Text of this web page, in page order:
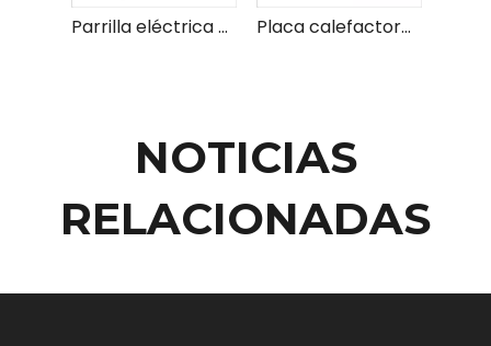
Parrilla eléctrica de roca de lava con gabinete Placa calefactora de gas confiable con ajustes de calor ajustables para una cocción versátil
NOTICIAS
RELACIONADAS